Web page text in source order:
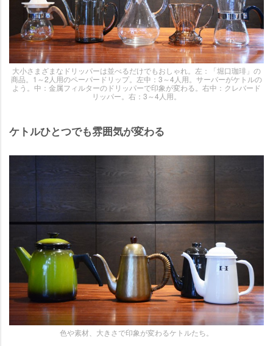
大小さまざまなドリッパーは並べるだけでもおしゃれ。左：「堀口珈琲」の
商品。1～2人用のペーパードリップ。左中：3～4人用。サーバーがケトルの
よう。中：金属フィルターのドリッパーで印象が変わる。右中：クレバード
リッパー。右：3～4人用。
ケトルひとつでも雰囲気が変わる
色や素材、大きさで印象が変わるケトルたち。